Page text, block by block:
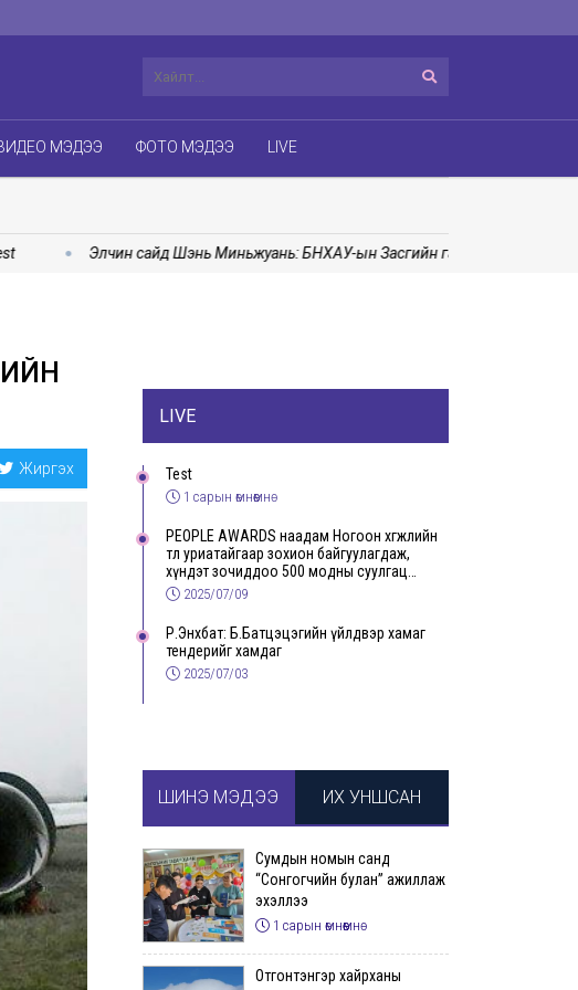
МЭДЭЭ ФОТО МЭДЭЭ LIVE
Элчин сайд Шэнь Миньжуань: БНХАУ-ын Засгийн газраас Монгол
Жиргэх
LIVE
Test
1 сарын өмнөөмнө
PEOPLE AWARDS наадам Ногоон хөгжлийн
төлөө уриатайгаар зохион байгуулагдаж,
хүндэт зочиддоо 500 модны суулгац
бэлэглэлээ
2025/07/09
Р.Энхбат: Б.Батцэцэгийн үйлдвэр хамаг
тендерийг хамдаг
2025/07/03
ШИНЭ МЭДЭЭ ИХ УНШСАН
Сумдын номын санд
“Сонгогчийн булан” ажиллаж
эхэллээ
1 сарын өмнөөмнө
Отгонтэнгэр хайрханы